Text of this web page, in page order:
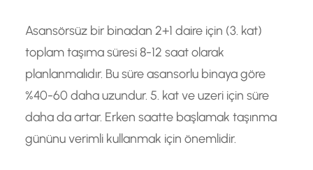
Asansörsüz bir binadan 2+1 daire için (3. kat)
toplam taşıma süresi 8-12 saat olarak
planlanmalıdır. Bu süre asansorlu binaya göre
%40-60 daha uzundur. 5. kat ve uzeri için süre
daha da artar. Erken saatte başlamak taşınma
gününu verimli kullanmak için önemlidir.